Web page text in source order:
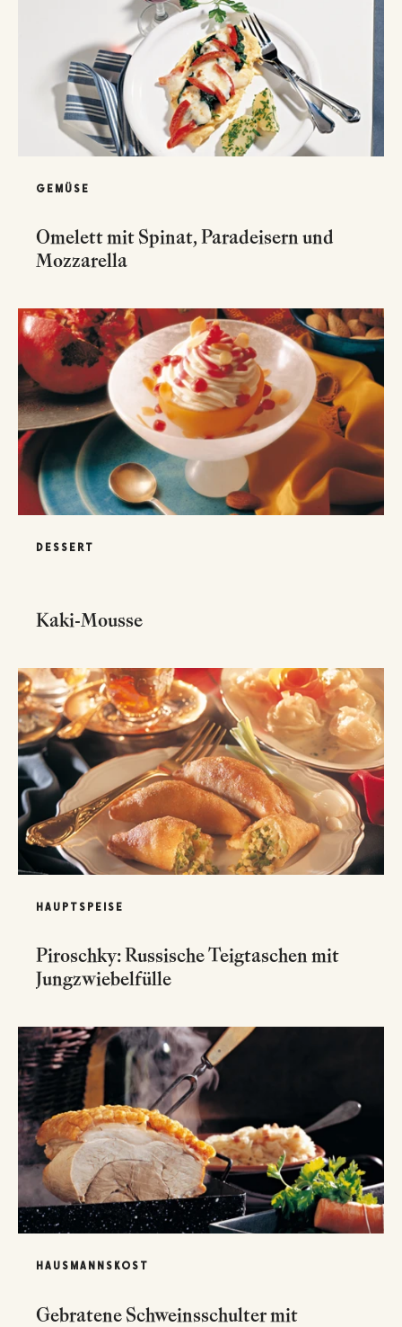
GEMÜSE
Omelett mit Spinat, Paradeisern und
Mozzarella
DESSERT
Kaki-Mousse
HAUPTSPEISE
Piroschky: Russische Teigtaschen mit
Jungzwiebelfülle
HAUSMANNSKOST
Gebratene Schweinsschulter mit